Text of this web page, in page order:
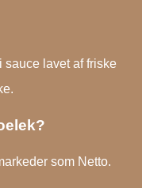
lavet af friske
som Netto.